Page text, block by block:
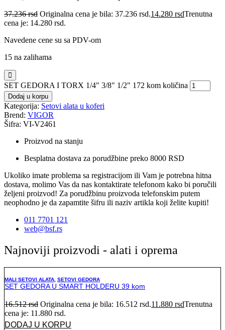
37.236rsd Originalna cena je bila: 37.236 rsd.14.280 rsdTrenutna
cena je: 14.280 rsd.
Navedene cene su sa PDV-om
15 na zalihama
SET GEDORA I TORX 1/4" 3/8" 1/2" 172 kom količina
Dodaj u korpu
Kategorija: Setovi alata u koferi
Brend: VIGOR
Šifra: VI-V2461
Proizvod na stanju
Besplatna dostava za porudžbine preko 8000 RSD
Ukoliko imate problema sa registracijom ili Vam je potrebna hitna
dostava, molimo Vas da nas kontaktirate telefonom kako bi poručili
željeni proizvod! Za porudžbinu proizvoda telefonskim putem
neophodno je da zapamtite šifru ili naziv artikla koji želite kupiti!
011 7701 121
web@bsf.rs
Najnoviji proizvodi - alati i oprema
MALI SETOVI ALATA SETOVI GEDORA
SET GEDORA U SMART HOLDERU 39 kom
16.512rsd Originalna cena je bila: 16.512 rsd.11.880 rsdTrenutna
cena je: 11.880 rsd.
DODAJ U KORPU